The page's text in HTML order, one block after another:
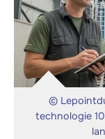
©
technologie